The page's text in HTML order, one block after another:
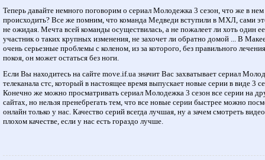
Теперь давайте немного поговорим о сериал Молодежка 3 сезон, что же в нем
происходить? Все же помним, что команда Медведи вступили в МХЛ, сами
не ожидая. Мечта всей команды осуществилась, а не пожалеет ли хоть один ее
участник о таких крупных изменения, не захочет ли обратно домой ... В
очень серьезные проблемы с коленом, из за которого, без правильного
покоя, он может остаться без ноги.
Если Вы находитесь на сайте move.if.ua значит Вас захватывает сериал
телеканала стс, который в настоящее время выпускает новые серии в виде 3
Конечно же можно просматривать сериал Молодежка 3 сезон все серии на
сайтах, но нельзя пренебрегать тем, что все новые серии быстрее можно
онлайн только у нас. Качество серий всегда лучшая, ну а зачем смотреть
плохом качестве, если у нас есть гораздо лучше.